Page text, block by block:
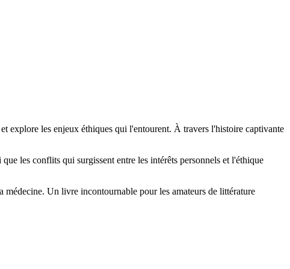
explore les enjeux éthiques qui l'entourent. À travers l'histoire captivante
les conflits qui surgissent entre les intérêts personnels et l'éthique
Un livre incontournable pour les amateurs de littérature